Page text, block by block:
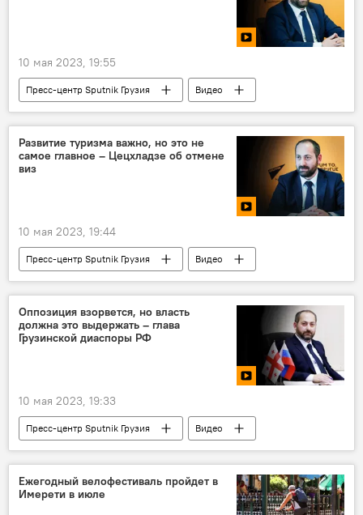
Авиасообщение России и Грузии
Отмена виз
10 мая 2023, 19:55
Пресс-центр Sputnik Грузия
Видео
Видео-новости из Грузии
Мультимедиа
Россия отменила визы для граждан Грузии
Развитие туризма важно, но это не
самое главное – Цецхладзе об отмене
виз
10 мая 2023, 19:44
Пресс-центр Sputnik Грузия
Видео
Мультимедиа
Видео-новости из Грузии
Давид Цецхладзе
Россия отменила визы для граждан Грузии
Оппозиция взорвется, но власть
должна это выдержать – глава
Грузинской диаспоры РФ
10 мая 2023, 19:33
Пресс-центр Sputnik Грузия
Видео
Мультимедиа
Давид Цецхладзе
Видео-новости из Грузии
Россия отменила визы для граждан Грузии
Ежегодный велофестиваль пройдет в
Имерети в июле